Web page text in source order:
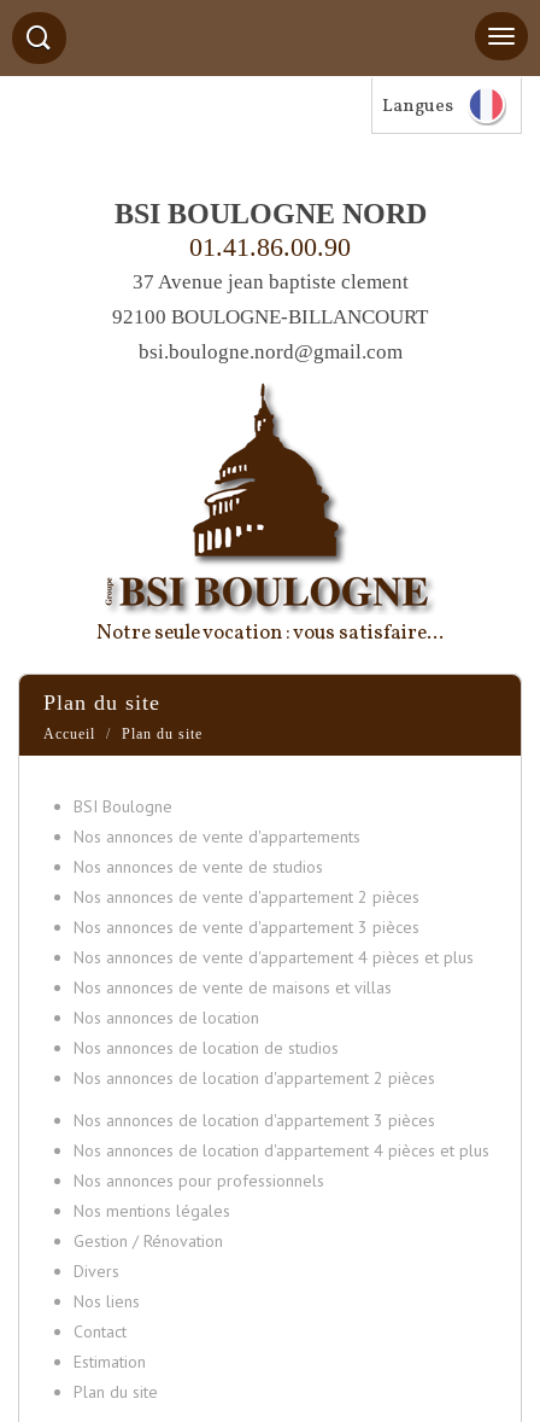
Langues
BSI BOULOGNE NORD
01.41.86.00.90
37 Avenue jean baptiste clement
92100 BOULOGNE-BILLANCOURT
bsi.boulogne.nord@gmail.com
Notre seule vocation : vous satisfaire...
plan du site
Accueil Plan du site
BSI Boulogne
Nos annonces de vente d'appartements
Nos annonces de vente de studios
Nos annonces de vente d'appartement 2 pièces
Nos annonces de vente d'appartement 3 pièces
Nos annonces de vente d'appartement 4 pièces et plus
Nos annonces de vente de maisons et villas
Nos annonces de location
Nos annonces de location de studios
Nos annonces de location d'appartement 2 pièces
Nos annonces de location d'appartement 3 pièces
Nos annonces de location d'appartement 4 pièces et plus
Nos annonces pour professionnels
Nos mentions légales
Gestion / Rénovation
Divers
Nos liens
Contact
Estimation
Plan du site